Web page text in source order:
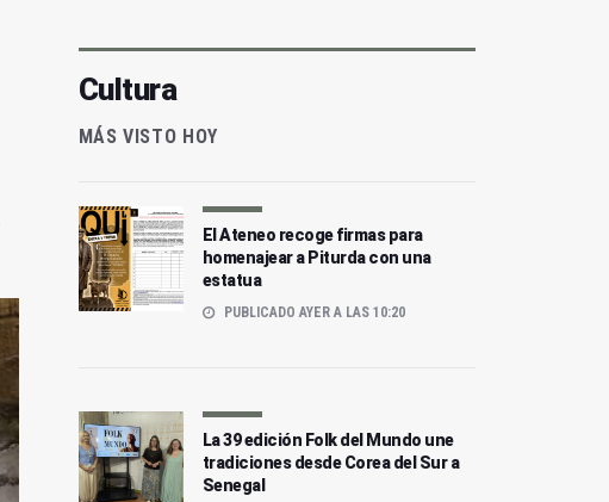
Cultura
MÁS VISTO HOY
El Ateneo recoge firmas para
homenajear a Piturda con una
estatua
PUBLICADO AYER A LAS 10:20
La 39 edición Folk del Mundo une
tradiciones desde Corea del Sur a
Senegal